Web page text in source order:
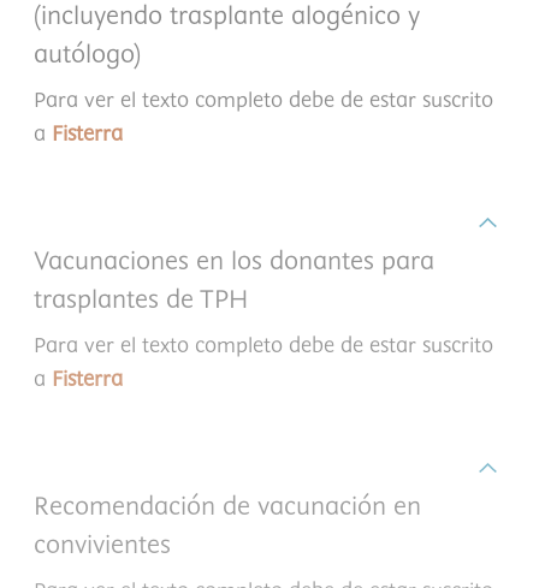
(incluyendo trasplante alogénico y
autólogo)
Para ver el texto completo debe de estar suscrito
a Fisterra
Vacunaciones en los donantes para
trasplantes de TPH
Para ver el texto completo debe de estar suscrito
a Fisterra
Recomendación de vacunación en
convivientes